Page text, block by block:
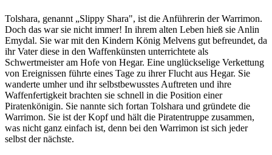
Tolshara, genannt „Slippy Shara", ist die Anführerin der Warrimon.
Doch das war sie nicht immer! In ihrem alten Leben hieß sie Anlin
Emydal. Sie war mit den Kindern König Melvens gut befreundet, da
ihr Vater diese in den Waffenkünsten unterrichtete als
Schwertmeister am Hofe von Hegar. Eine unglückselige Verkettung
von Ereignissen führte eines Tage zu ihrer Flucht aus Hegar. Sie
wanderte umher und ihr selbstbewusstes Auftreten und ihre
Waffenfertigkeit brachten sie schnell in die Position einer
Piratenkönigin. Sie nannte sich fortan Tolshara und gründete die
Warrimon. Sie ist der Kopf und hält die Piratentruppe zusammen,
was nicht ganz einfach ist, denn bei den Warrimon ist sich jeder
selbst der nächste.